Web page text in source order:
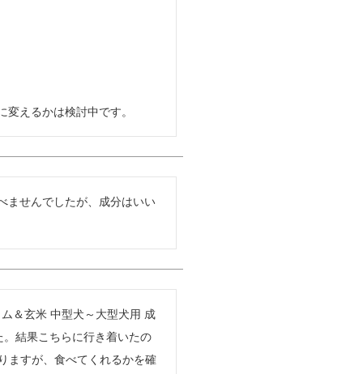
えるかは検討中です。
ませんでしたが、成分はいい
＆玄米 中型犬～大型犬用 成
結果こちらに行き着いたの
ますが、食べてくれるかを確